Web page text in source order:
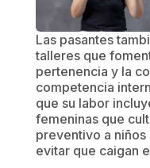
​Las pasantes
talleres que
pertenencia y la
competencia
que su labor
femeninas que
preventivo a
evitar que caigan